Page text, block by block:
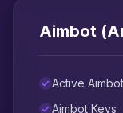
Aimbot
Active Aimbot
Aimbot Keys